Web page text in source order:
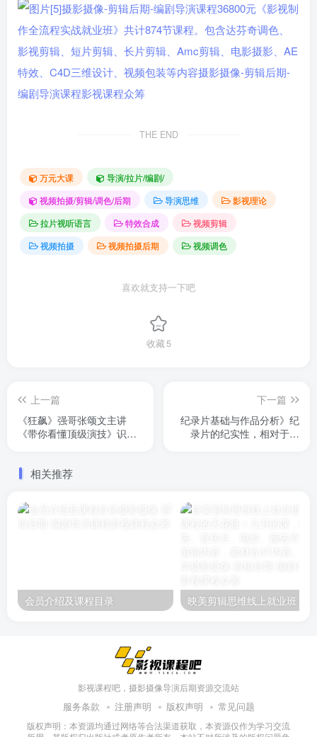
THE END
万元大课
导演/拉片/编剧/
视频拍摄/剪辑/调色/后期
导演思维
影视理论
拉片视听语言
特效合成
视频剪辑
视频拍摄
视频拍摄后期 视频调色
喜欢就支持一下吧
收藏5
上一篇
《狂飙》强哥张颂文主讲
《带你看懂顶级演技》识破
一流演员表演方法和知识总
阶影迷。
下一篇
纪录片基础与作品分析》纪
录片的纪实性，相对于电
相关推荐
会员介绍及课程目录
影视课程吧，摄影摄像导演后期资源交流站
服务条款 注册声明 版权声明 常见问题
版权声明：本资源均通过网络等合法渠道获取，本资源仅作为学习交流